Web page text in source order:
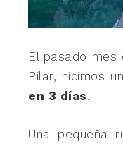
El pasado
Pilar, hicimos
en 3 días.
Una pequeña